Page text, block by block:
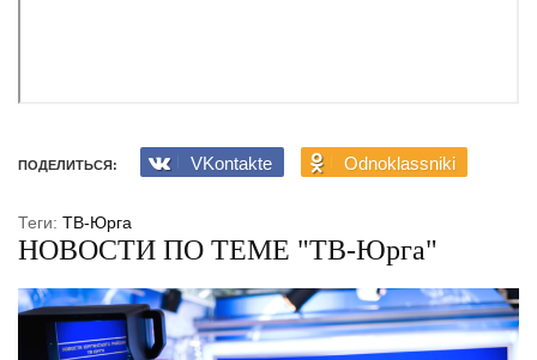
ПОДЕЛИТЬСЯ: VKontakte Odnoklassniki
Теги: ТВ-Юрга
НОВОСТИ ПО ТЕМЕ "ТВ-Юрга"